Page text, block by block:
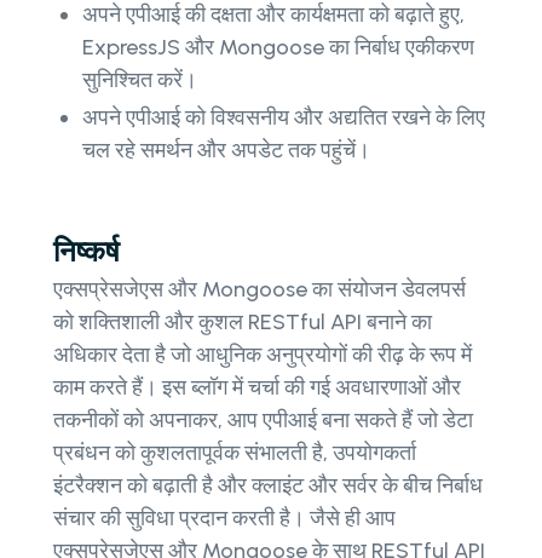
अपने एपीआई की दक्षता और कार्यक्षमता को बढ़ाते हुए,
ExpressJS और Mongoose का निर्बाध एकीकरण
सुनिश्चित करें।
अपने एपीआई को विश्वसनीय और अद्यतित रखने के लिए
चल रहे समर्थन और अपडेट तक पहुंचें।
निष्कर्ष
एक्सप्रेसजेएस और Mongoose का संयोजन डेवलपर्स
को शक्तिशाली और कुशल RESTful API बनाने का
अधिकार देता है जो आधुनिक अनुप्रयोगों की रीढ़ के रूप में
काम करते हैं। इस ब्लॉग में चर्चा की गई अवधारणाओं और
तकनीकों को अपनाकर, आप एपीआई बना सकते हैं जो डेटा
प्रबंधन को कुशलतापूर्वक संभालती है, उपयोगकर्ता
इंटरैक्शन को बढ़ाती है और क्लाइंट और सर्वर के बीच निर्बाध
संचार की सुविधा प्रदान करती है। जैसे ही आप
एक्सप्रेसजेएस और Mongoose के साथ RESTful API